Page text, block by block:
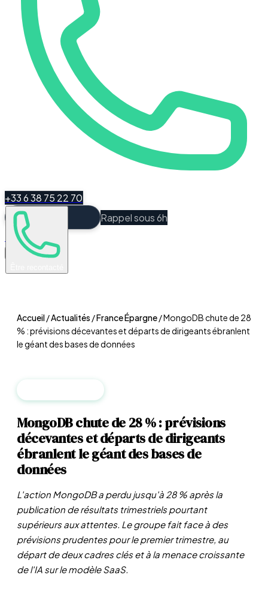
+33 6 38 75 22 70
Rappel sous 6h
Espace Client
Accueil/Actualités /France Épargne/MongoDB chute de 28
% : prévisions décevantes et départs de dirigeants ébranlent
le géant des bases de données
MongoDB chute de 28 % : prévisions
décevantes et départs de dirigeants
ébranlent le géant des bases de
données
L'action MongoDB a perdu jusqu'à 28 % après la
publication de résultats trimestriels pourtant
supérieurs aux attentes. Le groupe fait face à des
prévisions prudentes pour le premier trimestre, au
départ de deux cadres clés et à la menace croissante
de l'IA sur le modèle SaaS.